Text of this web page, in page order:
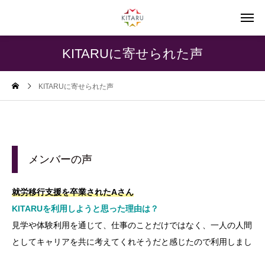
KITARUに寄せられた声
KITARUに寄せられた声
メンバーの声
就労移行支援を卒業されたAさん
KITARUを利用しようと思った理由は？
見学や体験利用を通じて、仕事のことだけではなく、一人の人間
としてキャリアを共に考えてくれそうだと感じたので利用しまし